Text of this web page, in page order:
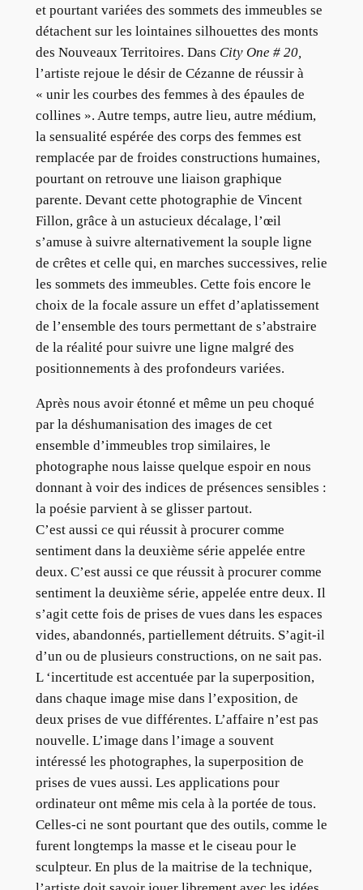
et pourtant variées des sommets des immeubles se
détachent sur les lointaines silhouettes des monts
des Nouveaux Territoires. Dans City One # 20,
l’artiste rejoue le désir de Cézanne de réussir à
« unir les courbes des femmes à des épaules de
collines ». Autre temps, autre lieu, autre médium,
la sensualité espérée des corps des femmes est
remplacée par de froides constructions humaines,
pourtant on retrouve une liaison graphique
parente. Devant cette photographie de Vincent
Fillon, grâce à un astucieux décalage, l’œil
s’amuse à suivre alternativement la souple ligne
de crêtes et celle qui, en marches successives, relie
les sommets des immeubles. Cette fois encore le
choix de la focale assure un effet d’aplatissement
de l’ensemble des tours permettant de s’abstraire
de la réalité pour suivre une ligne malgré des
positionnements à des profondeurs variées.
Après nous avoir étonné et même un peu choqué
par la déshumanisation des images de cet
ensemble d’immeubles trop similaires, le
photographe nous laisse quelque espoir en nous
donnant à voir des indices de présences sensibles :
la poésie parvient à se glisser partout.
C’est aussi ce qui réussit à procurer comme
sentiment dans la deuxième série appelée entre
deux. C’est aussi ce que réussit à procurer comme
sentiment la deuxième série, appelée entre deux. Il
s’agit cette fois de prises de vues dans les espaces
vides, abandonnés, partiellement détruits. S’agit-il
d’un ou de plusieurs constructions, on ne sait pas.
L ‘incertitude est accentuée par la superposition,
dans chaque image mise dans l’exposition, de
deux prises de vue différentes. L’affaire n’est pas
nouvelle. L’image dans l’image a souvent
intéressé les photographes, la superposition de
prises de vues aussi. Les applications pour
ordinateur ont même mis cela à la portée de tous.
Celles-ci ne sont pourtant que des outils, comme le
furent longtemps la masse et le ciseau pour le
sculpteur. En plus de la maitrise de la technique,